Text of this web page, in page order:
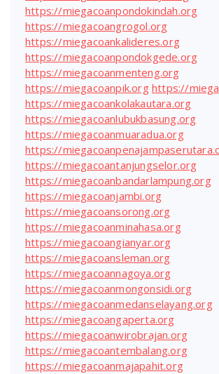
https://miegacoanpondokindah.org
https://miegacoangrogol.org
https://miegacoankalideres.org
https://miegacoanpondokgede.org
https://miegacoanmenteng.org
https://miegacoanpik.org https://
https://miegacoankolakautara.org
https://miegacoanlubukbasung.org
https://miegacoanmuaradua.org
https://
https://miegacoantanjungselor.org
https://miegacoanbandarlampung.org
https://miegacoanjambi.org
https://miegacoansorong.org
https://miegacoanminahasa.org
https://miegacoangianyar.org
https://miegacoansleman.org
https://miegacoannagoya.org
https://miegacoanmongonsidi.org
https://miegacoanmedanselayang.org
https://miegacoangaperta.org
https://miegacoanwirobrajan.org
https://miegacoantembalang.org
https://miegacoanmajapahit.org